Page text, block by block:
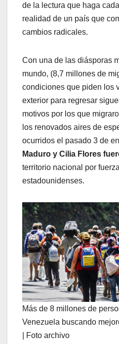
de la lectura que haga
realidad de un país que
cambios radicales.
Con una de las diásporas
mundo, (8,7 millones de
condiciones que piden los
exterior para regresar
motivos por los que
los renovados aires de
ocurridos el pasado 3 de
Maduro y Cilia Flores
territorio nacional por
estadounidenses.
Más de 8 millones de
Venezuela buscando
| Foto archivo